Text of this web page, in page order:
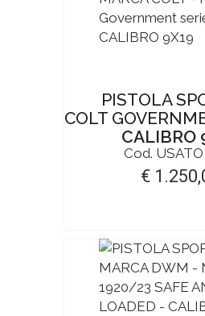
PISTOLA
COLT
CALIBRO
Cod.
€